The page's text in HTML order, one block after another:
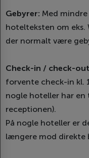
Gebyrer: Med mindre
hotelteksten om eks.
der normalt være
Check-in / check-
forvente check-in kl.
nogle hoteller har en
receptionen).
På nogle hoteller er
længere mod direkte